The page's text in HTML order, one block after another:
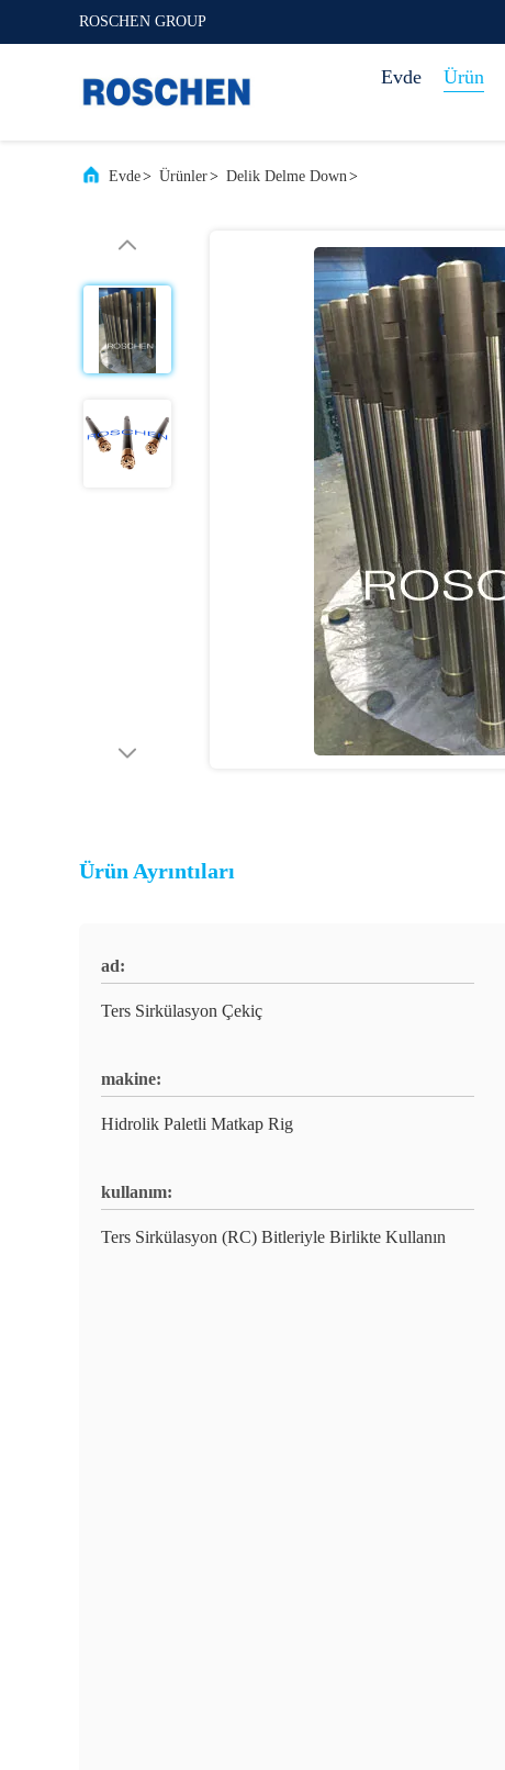
ROSCHEN GROUP
Evde Ürün
Evde> Ürünler> Delik Delme Down>
Ürün Ayrıntıları
ad:
Ters Sirkülasyon Çekiç
makine:
Hidrolik Paletli Matkap Rig
kullanım:
Ters Sirkülasyon (RC) Bitleriyle Birlikte Kullanın